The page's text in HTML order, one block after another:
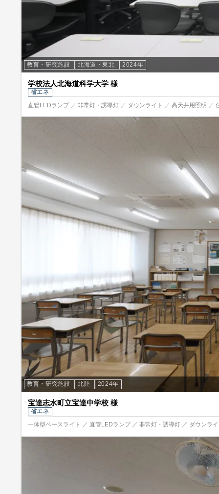
教育・研究施設 北海道・東北 2024年
学校法人北海道科学大学 様
省エネ
直管LEDランプ ／ 非常灯・誘導灯 ／ ダウンライト ／ 高天井用照明 ／
教育・研究施設 北陸 2024年
宝達志水町立宝達中学校 様
省エネ
一体型ベースライト ／ 直管LEDランプ ／ 非常灯・誘導灯 ／ ダウンラ